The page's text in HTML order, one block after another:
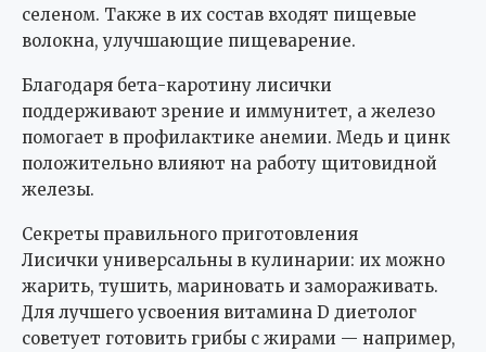
селеном. Также в их состав входят пищевые
волокна, улучшающие пищеварение.
Благодаря бета-каротину лисички
поддерживают зрение и иммунитет, а железо
помогает в профилактике анемии. Медь и цинк
положительно влияют на работу щитовидной
железы.
Секреты правильного приготовления
Лисички универсальны в кулинарии: их можно
жарить, тушить, мариновать и замораживать.
Для лучшего усвоения витамина D диетолог
советует готовить грибы с жирами — например,